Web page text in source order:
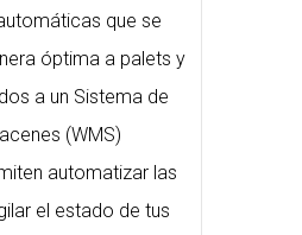
que se
óptima a palets y
a un Sistema de
(WMS)
automatizar las
el estado de tus